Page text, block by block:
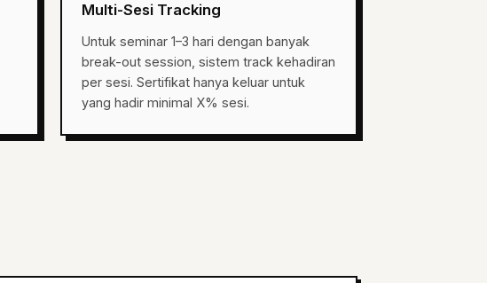
Multi-Sesi Tracking
Untuk seminar 1–3 hari dengan banyak
break-out session, sistem track kehadiran
per sesi. Sertifikat hanya keluar untuk
yang hadir minimal X% sesi.